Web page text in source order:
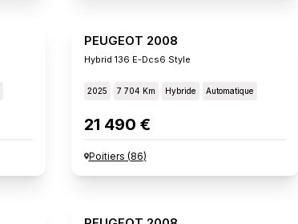
PEUGEOT 2008
Hybrid 136 E-Dcs6 Style
2025 7 704 Km Hybride Automatique
21 490 €
Poitiers (86)